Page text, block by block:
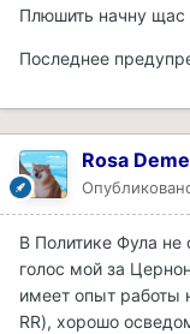
Плюшить начну щас
Последнее
Rosa
В Политике Фула не
голос мой за
имеет опыт
RR), хорошо